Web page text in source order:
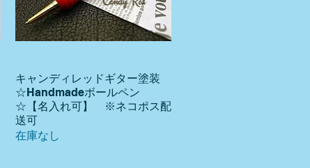
クイックビュー
キャンディレッドギター塗装
☆Handmadeボールペン
☆【名入れ可】 ※ネコポス配
送可
在庫なし